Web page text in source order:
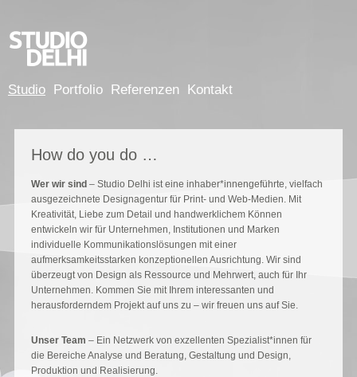
Studio Portfolio Referenzen Kontakt
How do you do …
Wer wir sind – Studio Delhi ist eine inhaber*innengeführte, vielfach
ausgezeichnete Designagentur für Print- und Web-Medien. Mit
Kreativität, Liebe zum Detail und handwerklichem Können
entwickeln wir für Unternehmen, Institutionen und Marken
individuelle Kommunikationslösungen mit einer
aufmerksamkeitsstarken konzeptionellen Ausrichtung. Wir sind
überzeugt von Design als Ressource und Mehrwert, auch für Ihr
Unternehmen. Kommen Sie mit Ihrem interessanten und
herausforderndem Projekt auf uns zu – wir freuen uns auf Sie.
Unser Team – Ein Netzwerk von exzellenten Spezialist*innen für
die Bereiche Analyse und Beratung, Gestaltung und Design,
Produktion und Realisierung.